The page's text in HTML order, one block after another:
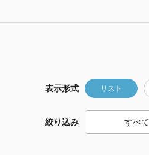
表示形式 リスト
絞り込み